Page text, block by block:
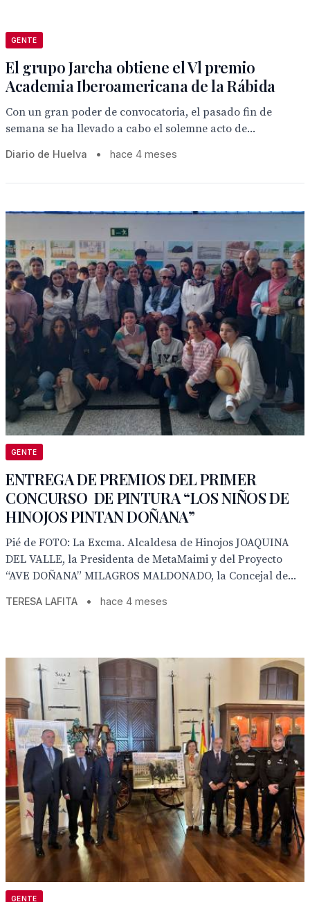
GENTE
El grupo Jarcha obtiene el Vl premio
Academia Iberoamericana de la Rábida
Con un gran poder de convocatoria, el pasado fin de
semana se ha llevado a cabo el solemne acto de...
Diario de Huelva • hace 4 meses
GENTE
ENTREGA DE PREMIOS DEL PRIMER
CONCURSO DE PINTURA “LOS NIÑOS DE
HINOJOS PINTAN DOÑANA”
Pié de FOTO: La Excma. Alcaldesa de Hinojos JOAQUINA
DEL VALLE, la Presidenta de MetaMaimi y del Proyecto
“AVE DOÑANA” MILAGROS MALDONADO, la Concejal de...
TERESA LAFITA • hace 4 meses
GENTE